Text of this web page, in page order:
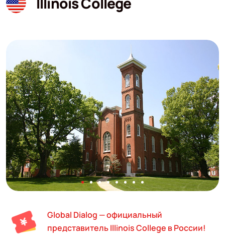
Global Dialog — официальный
представитель Illinois College в России!